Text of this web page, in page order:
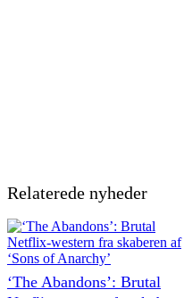
Relaterede nyheder
‘The Abandons’: Brutal